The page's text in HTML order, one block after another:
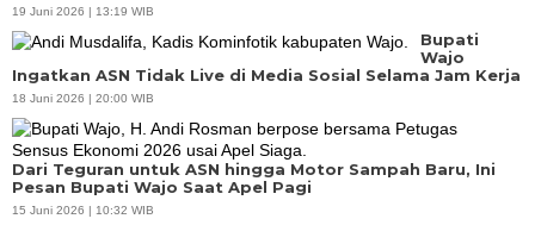
19 Juni 2026 | 13:19 WIB
Bupati
Wajo
Ingatkan ASN Tidak Live di Media Sosial Selama Jam Kerja
18 Juni 2026 | 20:00 WIB
Dari Teguran untuk ASN hingga Motor Sampah Baru, Ini
Pesan Bupati Wajo Saat Apel Pagi
15 Juni 2026 | 10:32 WIB